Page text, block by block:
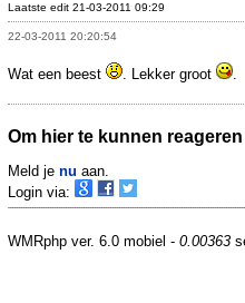
Laatste edit 21-03-2011 09:29
22-03-2011 20:20:54
Wat een beest . Lekker groot
Om hier te kunnen
Meld je nu aan.
Login via:
WMRphp ver. 6.0 mobiel - 0.00363